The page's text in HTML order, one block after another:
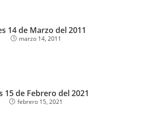
14 de Marzo del 2011
marzo 14, 2011
15 de Febrero del 2021
febrero 15, 2021